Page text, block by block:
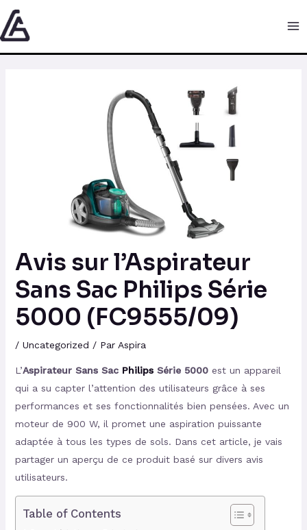
Aller
au
contenu
Avis sur l’Aspirateur
Sans Sac Philips Série
5000 (FC9555/09)
/ Uncategorized / Par Aspira
L’Aspirateur Sans Sac PhilipsSérie 5000est un appareil
qui a su capter l’attention des utilisateurs grâce à ses
performances et ses fonctionnalités bien pensées. Avec un
moteur de 900 W, il promet une aspiration puissante
adaptée à tous les types de sols. Dans cet article, je vais
partager un aperçu de ce produit basé sur divers avis
utilisateurs.
Table of Contents